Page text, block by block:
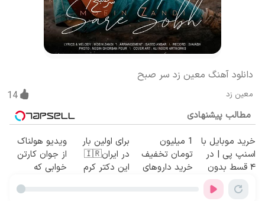
دانلود آهنگ معین زد سر صبح
معین زد 14
مطالب پیشنهادی
خرید موبایل با
اسنپ پی | در
۴ قسط بدون
سود و کارمزد!
1 میلیون
تومان تخفیف
خرید داروهای
برای اولین بار
در ایران🇮🇷
این دکتر کرم
ویدیو هولناک
از جوان کارتن
خوابی که
آموزش رایگان